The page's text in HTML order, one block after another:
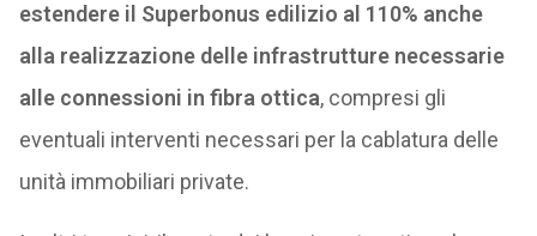
estendere il Superbonus edilizio al 110% anche
alla realizzazione delle infrastrutture necessarie
alle connessioni in fibra ottica, compresi gli
eventuali interventi necessari per la cablatura delle
unità immobiliari private.